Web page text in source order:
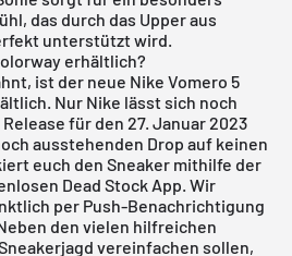
das durch das Upper aus
unterstützt wird.
erhältlich?
ist der neue Nike Vomero 5
Nur Nike lässt sich noch
für den 27. Januar 2023
ausstehenden Drop auf keinen
euch den Sneaker mithilfe der
Dead Stock App. Wir
per Push-Benachrichtigung
den vielen hilfreichen
vereinfachen sollen,